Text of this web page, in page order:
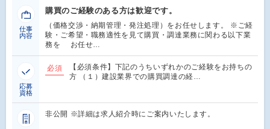
仕事
内容
購買のご経験のある方は歓迎です。
（価格交渉・納期管理・発注処理）をお任せします。 ※ご経
験・ご希望・職務適性を見て購買・調達業務に関わる以下業
務を お任せ…
応募
資格
必須
【必須条件】下記のうちいずれかのご経験をお持ちの
方 （１）建設業界での購買調達の経…
非公開 ※詳細は求人紹介時にご案内いたします。